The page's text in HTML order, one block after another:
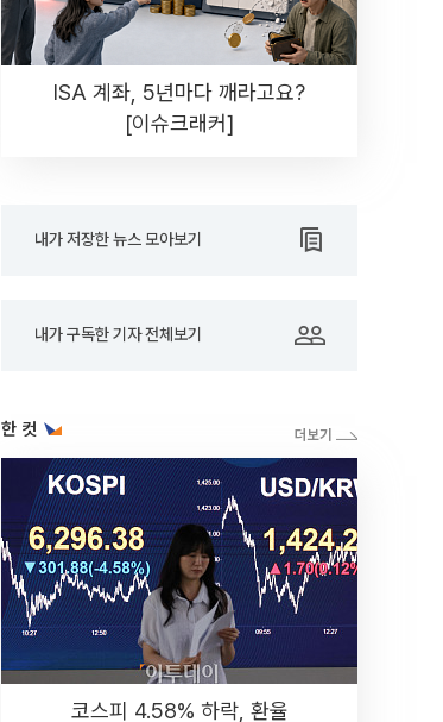
ISA 계좌, 5년마다 깨라고요?
[이슈크래커]
내가 저장한 뉴스 모아보기
내가 구독한 기자 전체보기
한 컷
코스피 4.58% 하락, 환율